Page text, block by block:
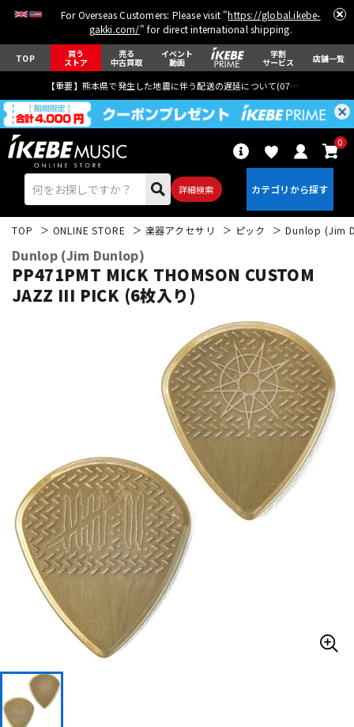
For Overseas Customers: Please visit "https://global.ikebe-
gakki.com/" for direct international shipping.
TOP 買う
ストア
売る
中古買取
イベント
動画
学割
サービス 店舗一覧
【重要】熊本県で発生した地震に伴う配送の遅延について(07月29日
詳細検索
0
アコギ/エレアコ
ウクレレ
パーカッション
キーボード 電子ピアノ
管楽器
TOP ONLINE STORE 楽器アクセサリ ピック Dunlop (Jim
Dunlop (Jim Dunlop)
PP471PMT MICK THOMSON CUSTOM
JAZZ III PICK (6枚入り)